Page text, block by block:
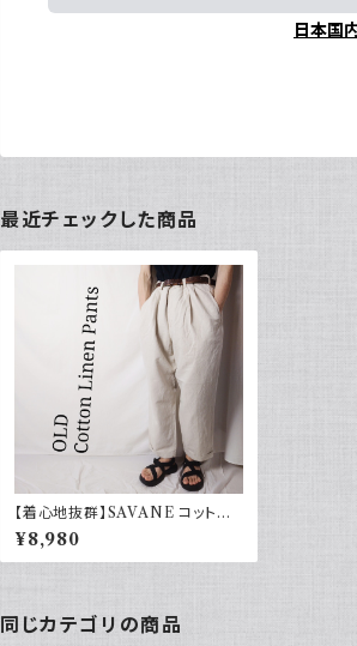
日本国
最近チェックした商品
【着心地抜群】SAVANE コットンリ
ネンパンツ ツータック 90～00s
古着
¥8,980
同じカテゴリの商品